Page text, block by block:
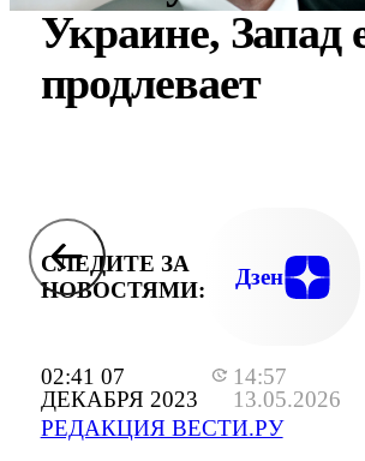
02:41 07
ДЕКАБРЯ 2023
14:57
13.05.2026
РЕДАКЦИЯ ВЕСТИ.РУ
Украине, Запад
продлевает
СЛЕДИТЕ ЗА
НОВОСТЯМИ:
Дзен